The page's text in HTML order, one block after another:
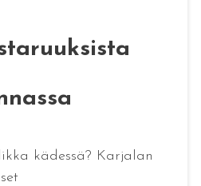
kädessä? Karjalan